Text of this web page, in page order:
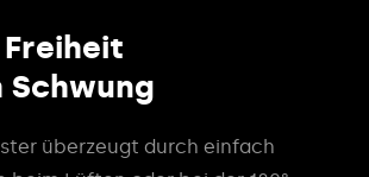
Schwung
überzeugt durch einfach